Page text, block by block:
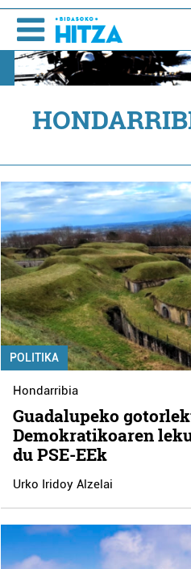
POLITIKA
Hondarribia
Guadalupeko
Demokratikoaren
du PSE-EEk
Urko Iridoy Alzelai